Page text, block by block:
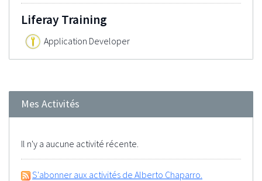
Liferay Training
Application Developer
Mes Activités
Il n'y a aucune activité récente.
S'abonner aux activités de Alberto Chaparro.